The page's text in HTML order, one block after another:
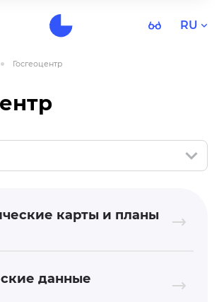
RU
Госгеоцентр
карты и планы
данные